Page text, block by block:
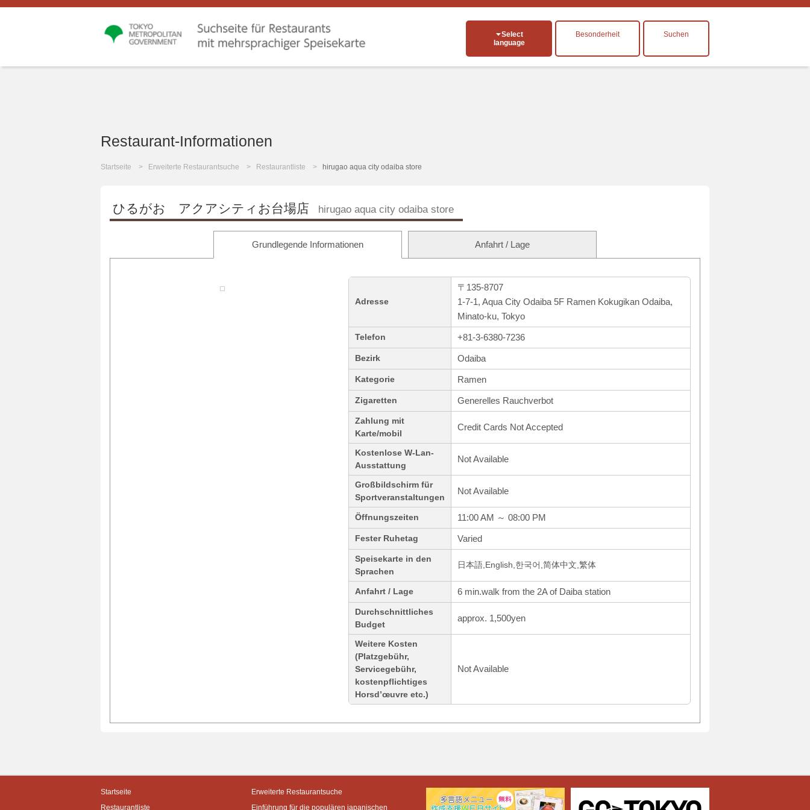
Select
language
Besonderheit Suchen
Restaurant-Informationen
Startseite Erweiterte Restaurantsuche Restaurantliste hirugao aqua city odaiba store
ひるがお アクアシティお台場店 hirugao aqua city odaiba store
Grundlegende Informationen Anfahrt / Lage
Adresse
〒135-8707
1-7-1, Aqua City Odaiba 5F Ramen Kokugikan Odaiba,
Minato-ku, Tokyo
Telefon +81-3-6380-7236
Bezirk Odaiba
Kategorie Ramen
Zigaretten Generelles Rauchverbot
Zahlung mit
Karte/mobil
Credit Cards Not Accepted
Kostenlose W-Lan-
Ausstattung
Not Available
Großbildschirm für
Sportveranstaltungen
Not Available
Öffnungszeiten 11:00 AM ～ 08:00 PM
Fester Ruhetag Varied
Speisekarte in den
Sprachen
日本語,English,한국어,简体中文,繁体
Anfahrt / Lage 6 min.walk from the 2A of Daiba station
Durchschnittliches
Budget
approx. 1,500yen
Weitere Kosten
(Platzgebühr,
Servicegebühr,
kostenpflichtiges
Horsd’œuvre etc.)
Not Available
Startseite
Erweiterte Restaurantsuche
Restaurantliste
Einführung für die populären japanischen